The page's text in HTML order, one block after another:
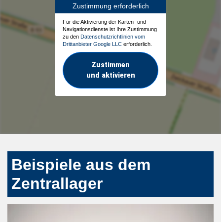
Zustimmung erforderlich
Für die Aktivierung der Karten- und
Navigationsdienste ist Ihre Zustimmung
zu den Datenschutzrichtlinien vom
Drittanbieter Google LLC erforderlich.
Zustimmen
und aktivieren
Beispiele aus dem
Zentrallager